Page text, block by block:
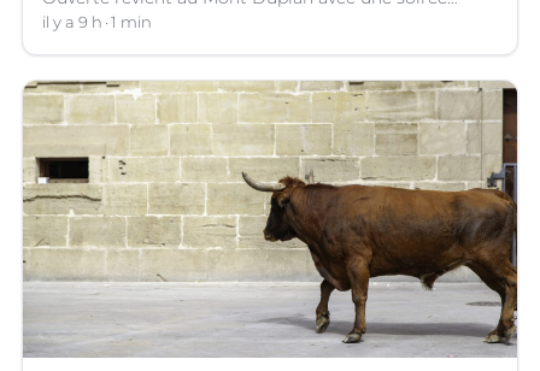
musicale et une séance de cinéma en plein air.
il y a 9 h 1 min